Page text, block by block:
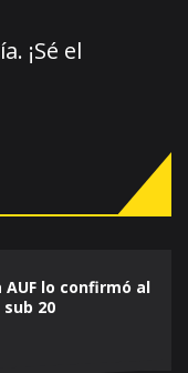
¡Sé el
AUF lo confirmó al
20